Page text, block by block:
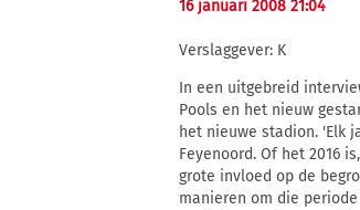
16 januari 2008 21:04
Verslaggever: K
In een uitgebreid
Pools en het nieuw
het nieuwe stadion. 'Elk
Feyenoord. Of het 2016
grote invloed op de
manieren om die